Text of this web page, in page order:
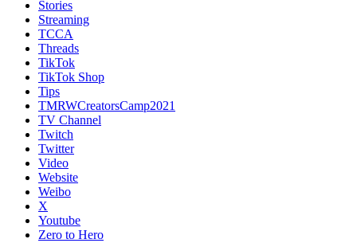
Stories
Streaming
TCCA
Threads
TikTok
TikTok Shop
Tips
TMRWCreatorsCamp2021
TV Channel
Twitch
Twitter
Video
Website
Weibo
X
Youtube
Zero to Hero